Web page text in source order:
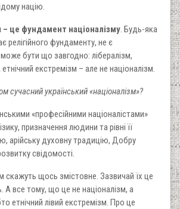
націю.
– це фундамент націоналізму. Будь-яка
релігійного фундаменту, не є
бути що завгодно: лібералізм,
екстремізм – але не націоналізм.
сучасний український «націоналізм»?
«професійними націоналістами»
призначення людини та рівні її
арійську духовну традицію, Добру
свідомості.
скажуть щось змістовне. Зазвичай їх це
А все тому, що це не націоналізм, а
етнічний лівий екстремізм. Про це